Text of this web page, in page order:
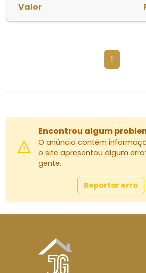
Valor
1
Encontrou algum
O anúncio contém
o site apresentou algum
gente.
Reportar erro